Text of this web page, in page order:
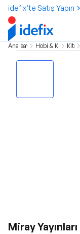
idefix’te Satış Yapın
Ana sayfa Hobi & KültürKitap
Miray Yayınları